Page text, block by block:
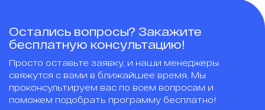
Остались вопросы? Закажите
бесплатную консультацию!
Просто оставьте заявку, и наши менеджеры
свяжутся с вами в ближайшее время. Мы
проконсультируем вас по всем вопросам и
поможем подобрать программу бесплатно!